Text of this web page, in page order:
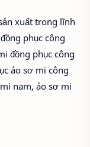
xuất trong lĩnh
phục công
đồng phục công
áo sơ mi công
nam, áo sơ mi